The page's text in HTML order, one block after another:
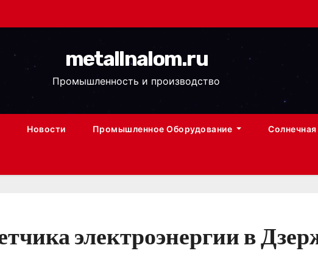
metallnalom.ru
Промышленность и производство
Новости Промышленное Оборудование
электроэнергии в